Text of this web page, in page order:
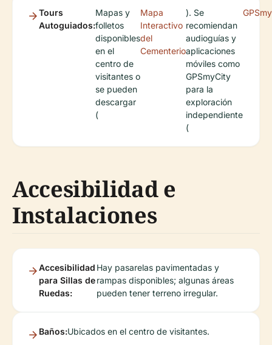
Tours
Autoguiados:
Mapas y
folletos
disponibles
en el
centro de
visitantes o
se pueden
descargar
(
Mapa
Interactivo
del
Cementerio
). Se
recomiendan
audioguías y
aplicaciones
móviles como
GPSmyCity
para la
exploración
independiente
(
Accesibilidad e
Instalaciones
Accesibilidad
para Sillas de
Ruedas:
Hay pasarelas pavimentadas y
rampas disponibles; algunas áreas
pueden tener terreno irregular.
Baños:Ubicados en el centro de visitantes.